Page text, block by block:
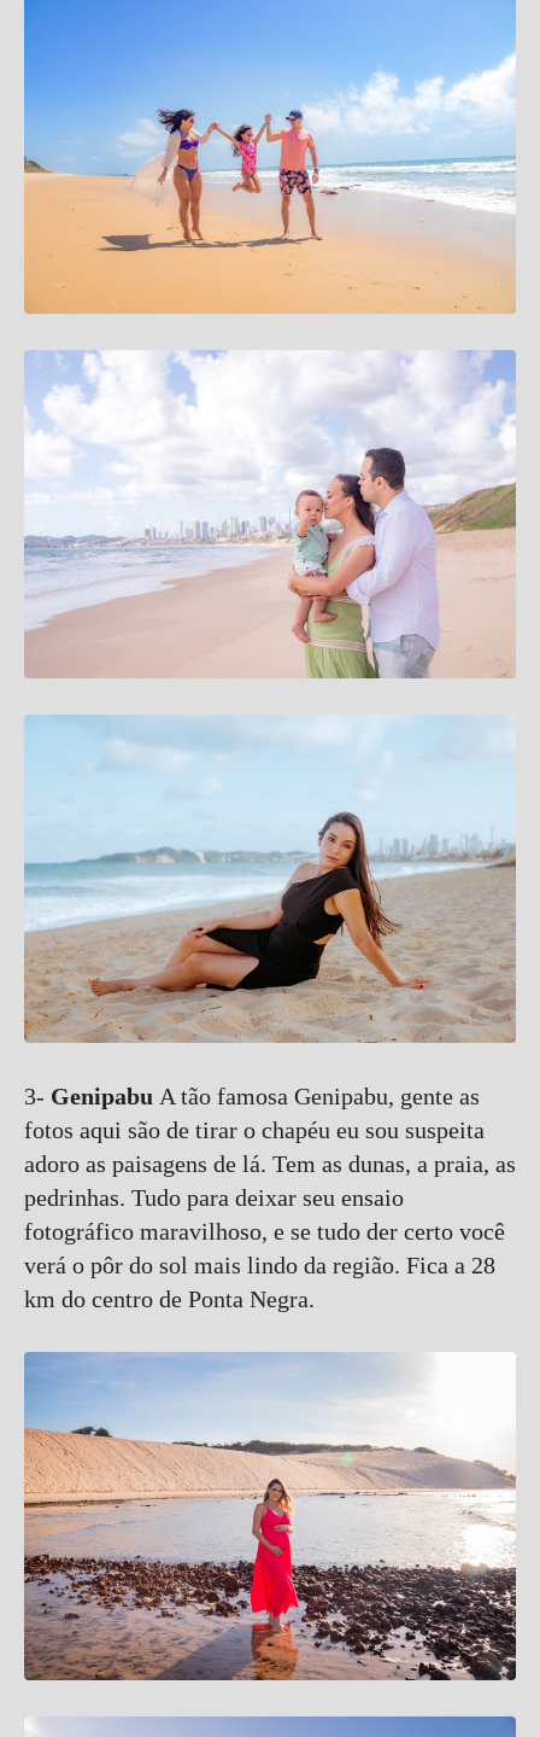
3- Genipabu A tão famosa Genipabu, gente as
fotos aqui são de tirar o chapéu eu sou suspeita
adoro as paisagens de lá. Tem as dunas, a praia, as
pedrinhas. Tudo para deixar seu ensaio
fotográfico maravilhoso, e se tudo der certo você
verá o pôr do sol mais lindo da região. Fica a 28
km do centro de Ponta Negra.